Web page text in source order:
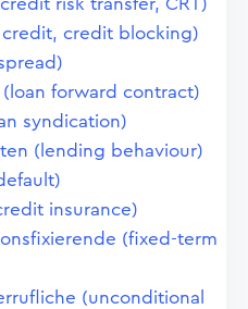
risk transfer, CRT)
credit blocking)
forward contract)
syndication)
(lending behaviour)
insurance)
(fixed-term
(unconditional